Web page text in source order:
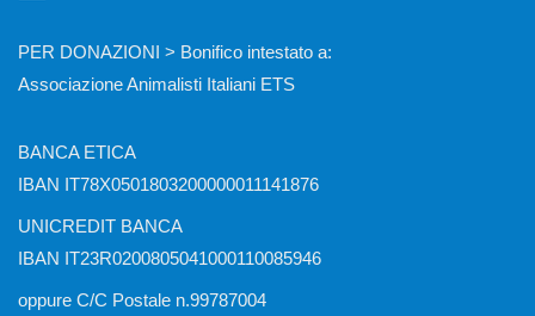
PER DONAZIONI > Bonifico intestato a:
Associazione Animalisti Italiani ETS
BANCA ETICA
IBAN IT78X0501803200000011141876
UNICREDIT BANCA
IBAN IT23R0200805041000110085946
oppure C/C Postale n.99787004